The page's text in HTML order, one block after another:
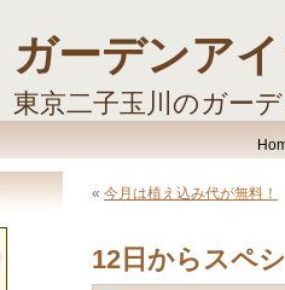
ガーデンア
東京二子玉川のガー
« 今月は植え込み代が無料！
12日からスペ